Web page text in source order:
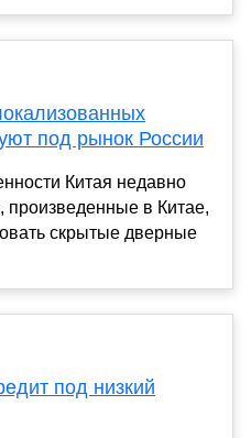
под рынок России
Китая недавно
произведенные в Китае,
скрытые дверные
под низкий